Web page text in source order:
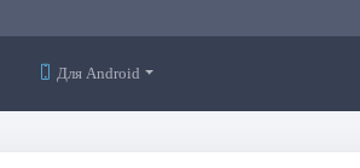
Для Android